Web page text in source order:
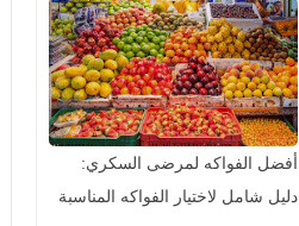
أفضل الفواكه لمرضى السكري:
دليل شامل لاختيار الفواكه المناسبة